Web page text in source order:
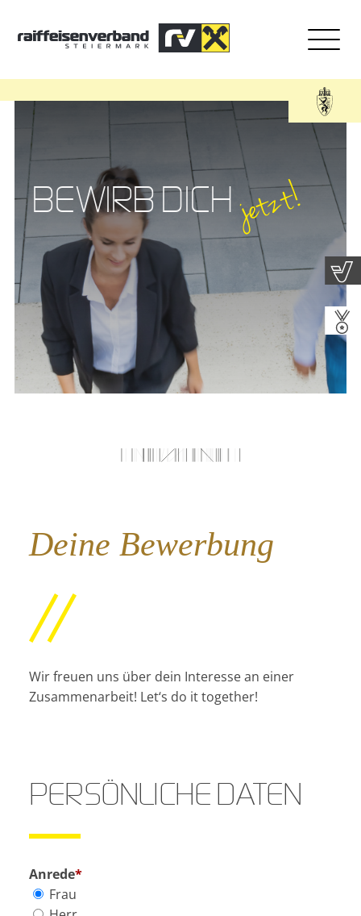
BEWIRB DICHjetzt!
Deine Bewerbung
Wir freuen uns über dein Interesse an einer
Zusammenarbeit! Let‘s do it together!
PERSÖNLICHE DATEN
Anrede*
Frau